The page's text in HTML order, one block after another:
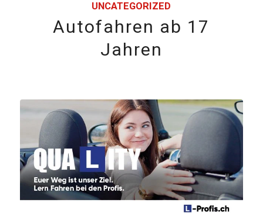
UNCATEGORIZED
Autofahren ab 17
Jahren